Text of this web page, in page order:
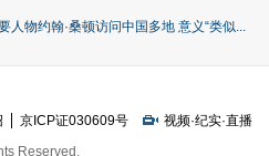
人物约翰·桑顿访问中国多地 意义“类似...
京ICP证030609号 视频·纪实·直播
Reserved.